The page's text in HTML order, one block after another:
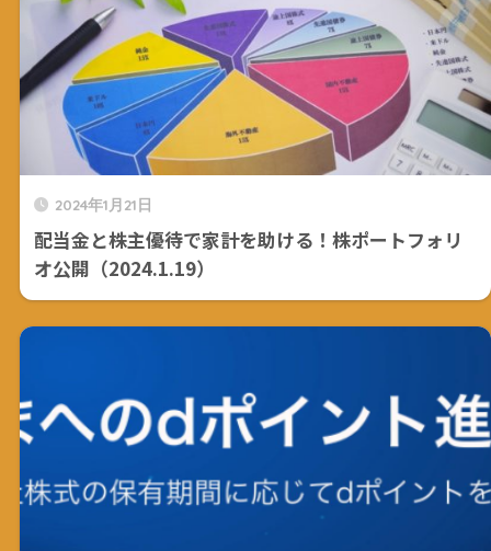
2024年1月21日
配当金と株主優待で家計を助ける！株ポートフォリ
オ公開（2024.1.19）